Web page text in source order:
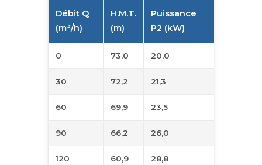
Débit Q
(m³/h)
H.M.T.
(m)
Puissance
P2 (kW)
0 73,0 20,0
30 72,2 21,3
60 69,9 23,5
90 66,2 26,0
120 60,9 28,8